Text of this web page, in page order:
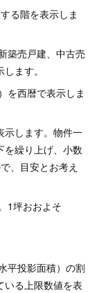
る階を表示しま
築売戸建、中古売
ます。
を西暦で表示しま
示します。物件一
を繰り上げ、小数
、目安とお考え
1坪おおよそ
平投影面積）の割
いる上限数値を表